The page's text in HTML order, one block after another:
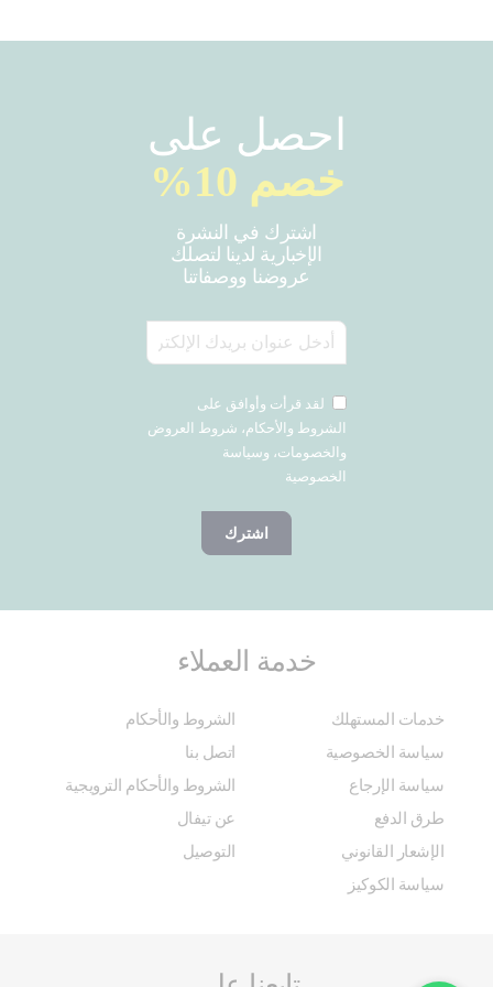
احصل على
خصم 10%
اشترك في النشرة
الإخبارية لدينا لتصلك
عروضنا ووصفاتنا
لقد قرأت وأوافق على
الشروط والأحكام، شروط العروض
والخصومات، وسياسة
الخصوصية
اشترك
خدمة العملاء
خدمات المستهلك
الشروط والأحكام
سياسة الخصوصية
اتصل بنا
سياسة الإرجاع
الشروط والأحكام الترويجية
طرق الدفع
عن تيفال
الإشعار القانوني
التوصيل
سياسة الكوكيز